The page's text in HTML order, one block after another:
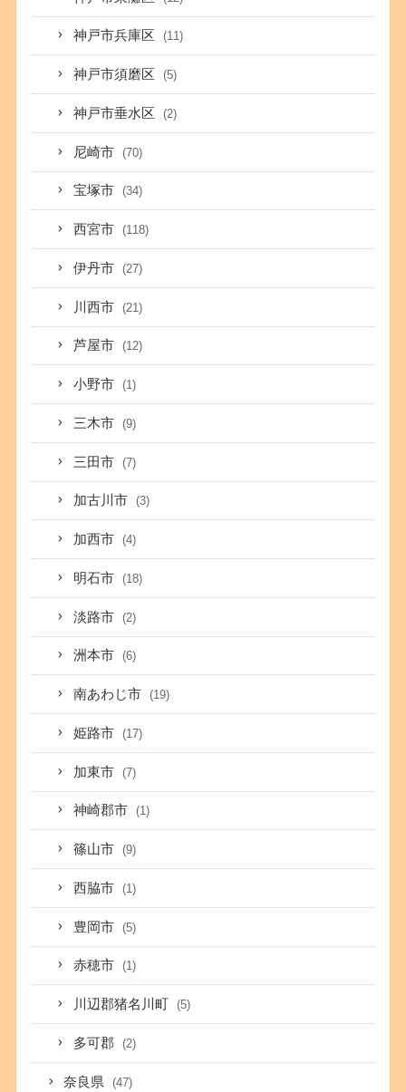
神戸市兵庫区 (11)
神戸市須磨区 (5)
神戸市垂水区 (2)
尼崎市 (70)
宝塚市 (34)
西宮市 (118)
伊丹市 (27)
川西市 (21)
芦屋市 (12)
小野市 (1)
三木市 (9)
三田市 (7)
加古川市 (3)
加西市 (4)
明石市 (18)
淡路市 (2)
洲本市 (6)
南あわじ市 (19)
姫路市 (17)
加東市 (7)
神崎郡市 (1)
篠山市 (9)
西脇市 (1)
豊岡市 (5)
赤穂市 (1)
川辺郡猪名川町 (5)
多可郡 (2)
奈良県 (47)